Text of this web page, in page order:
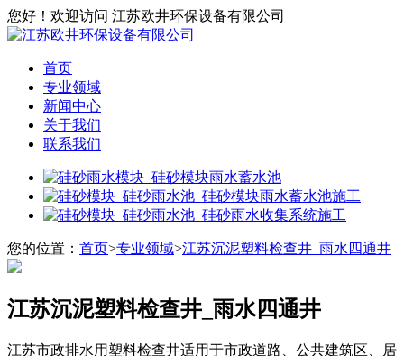
您好！欢迎访问 江苏欧井环保设备有限公司
首页
专业领域
新闻中心
关于我们
联系我们
您的位置： 首页>专业领域>江苏沉泥塑料检查井_雨水四通井
江苏沉泥塑料检查井_雨水四通井
江苏市政排水用塑料检查井适用于市政道路、公共建筑区、居